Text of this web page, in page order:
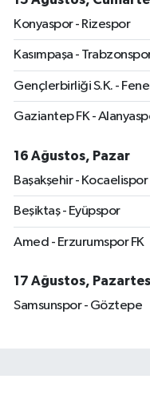
Konyaspor - Rizespor
Kasımpaşa -
Gençlerbirliği S.K. -
Gaziantep FK -
16 Ağustos, Pazar
Başakşehir - Kocaelispor
Beşiktaş - Eyüpspor
Amed - Erzurumspor FK
17 Ağustos,
Samsunspor - Göztepe